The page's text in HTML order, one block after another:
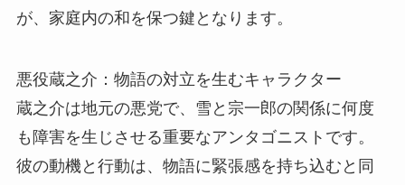
が、家庭内の和を保つ鍵となります。
悪役蔵之介：物語の対立を生むキャラクター
蔵之介は地元の悪党で、雪と宗一郎の関係に何度
も障害を生じさせる重要なアンタゴニストです。
彼の動機と行動は、物語に緊張感を持ち込むと同